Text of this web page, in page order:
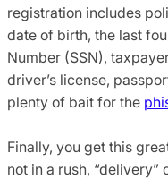
registration includes
date of birth, the last
Number (SSN),
driver’s license,
plenty of bait for the
Finally, you get this
not in a rush,